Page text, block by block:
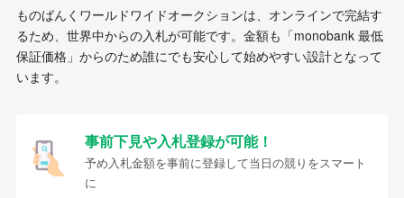
ものばんくワールドワイドオークションは、オンラインで完結す
るため、世界中からの入札が可能です。金額も「monobank 最低
保証価格」からのため誰にでも安心して始めやすい設計となって
います。
事前下見や入札登録が可能！
予め入札金額を事前に登録して当日の競りをスマート
に